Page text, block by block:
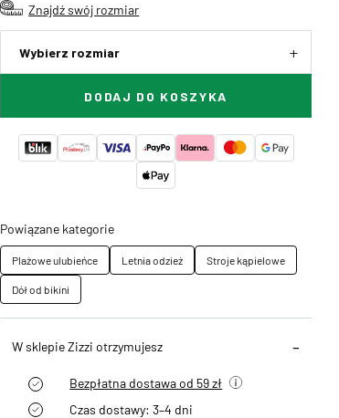
Znajdź swój rozmiar
Wybierz rozmiar
DODAJ DO KOSZYKA
Powiązane kategorie
Plażowe ulubieńce Letnia odzież
Stroje kąpielowe
Dół od bikini
W sklepie Zizzi otrzymujesz
Bezpłatna dostawa od 59 zł
Czas dostawy: 3–4 dni